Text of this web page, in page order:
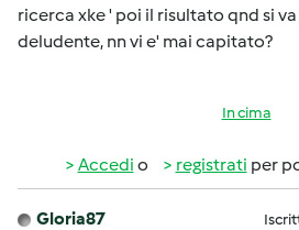
ricerca xke ' poi il risultato qnd si
deludente, nn vi e' mai capitato?
In cima
Accedi o registrati per
Gloria87